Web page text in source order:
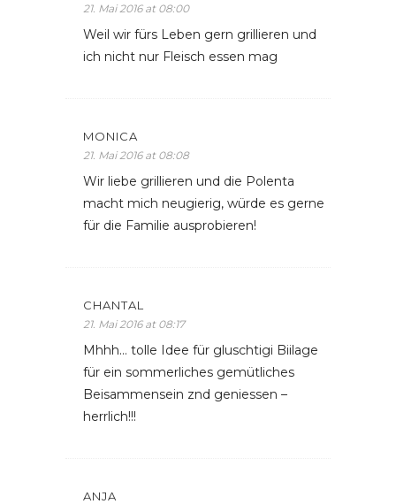
21. Mai 2016 at 08:00
Weil wir fürs Leben gern grillieren und
ich nicht nur Fleisch essen mag
MONICA
21. Mai 2016 at 08:08
Wir liebe grillieren und die Polenta
macht mich neugierig, würde es gerne
für die Familie ausprobieren!
CHANTAL
21. Mai 2016 at 08:17
Mhhh… tolle Idee für gluschtigi Biilage
für ein sommerliches gemütliches
Beisammensein znd geniessen –
herrlich!!!
ANJA